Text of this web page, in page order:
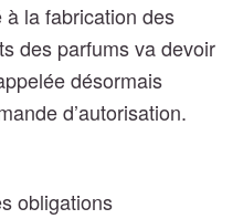
la fabrication des
des parfums va devoir
désormais
d’autorisation.
obligations